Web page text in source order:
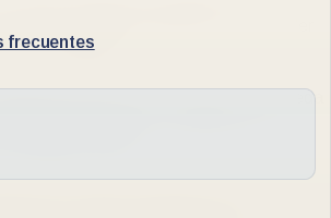
frecuentes
ni trazabilidad.
puede afectar lectura, búsqueda
de informes, integración con